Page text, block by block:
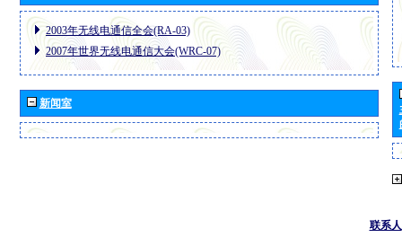
2003年无线电通信全会(RA-03)
2007年世界无线电通信大会(WRC-07)
新闻室
联系人